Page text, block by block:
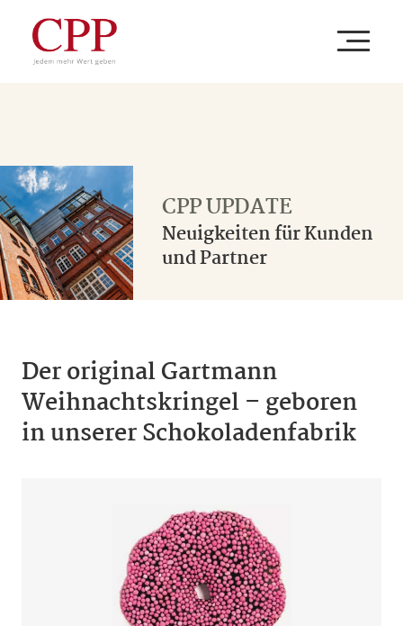
Ihre Branche
Ihre Aufgabe
Ihr Thema
UNSERE LEISTUNGEN
Beratung
Verwaltung
CPP
Newsroom
ZUM BAV PORTAL
CPP UPDATE
Neuigkeiten für Kunden
und Partner
Der original Gartmann
Weihnachtskringel – geboren
in unserer Schokoladenfabrik